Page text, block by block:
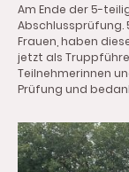
Am Ende der 5-
Abschlussprüfung.
Frauen, haben
jetzt als
Teilnehmerinnen
Prüfung und